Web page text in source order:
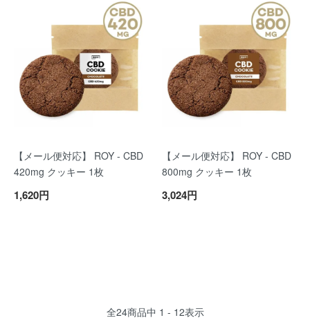
【メール便対応】 ROY - CBD
420mg クッキー 1枚
1,620円
【メール便対応】 ROY - CBD
800mg クッキー 1枚
3,024円
全24商品中 1 - 12表示